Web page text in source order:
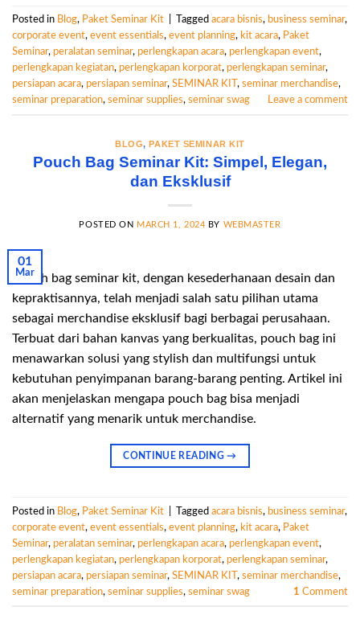
Posted in Blog, Paket Seminar Kit Tagged acara bisnis, business seminar,
corporate event, event essentials, event planning, kit acara, Paket
Seminar, peralatan seminar, perlengkapan acara, perlengkapan event,
perlengkapan kegiatan, perlengkapan korporat, perlengkapan seminar,
persiapan acara, persiapan seminar, SEMINAR KIT , seminar merchandise,
seminar preparation, seminar supplies, seminar swag Leave a comment
BLOG,PAKET SEMINAR KIT
Pouch Bag Seminar Kit: Simpel, Elegan,
dan Eksklusif
POSTED ON MARCH 1, 2024 BY WEBMASTER
01
Mar
Pouch bag seminar kit, dengan kesederhanaan desain dan
kepraktisannya, telah menjadi salah satu pilihan utama
sebagai merchandise eksklusif bagi berbagai perusahaan.
Terbuat dari bahan kanvas yang berkualitas, pouch bag ini
menawarkan solusi yang stylish dan multifungsi untuk
kebutuhan penyimpanan barang-barang penting. Artikel ini
akan menjelaskan mengapa pouch bag bisa menjadi
alternatif yang menarik untuk merchandise.
CONTINUE READING→
Posted in Blog, Paket Seminar Kit Tagged acara bisnis, business seminar,
corporate event, event essentials, event planning, kit acara, Paket
Seminar, peralatan seminar, perlengkapan acara, perlengkapan event,
perlengkapan kegiatan, perlengkapan korporat, perlengkapan seminar,
persiapan acara, persiapan seminar, SEMINAR KIT , seminar merchandise,
seminar preparation, seminar supplies, seminar swag 1 Comment